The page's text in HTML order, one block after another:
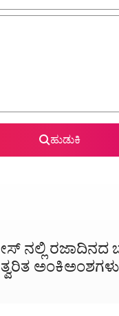
ಹುಡುಕಿ
ನಲ್ಲಿ ರಜಾದಿನದ
ತ್ವರಿತ ಅಂಕಿಅಂಶಗಳು